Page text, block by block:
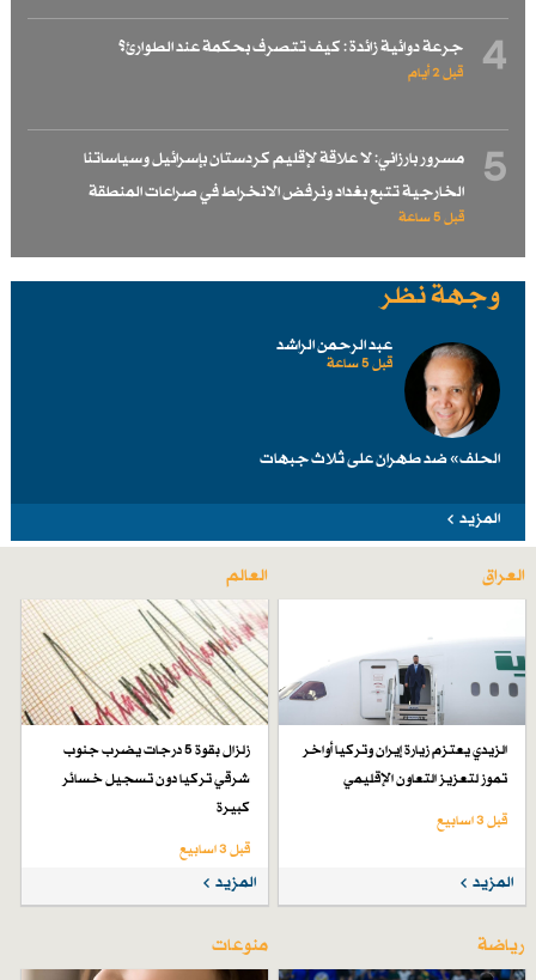
4 جرعة دوائية زائدة : كيف تتصرف بحكمة عند الطوارئ؟
قبل 2 أيام
5
مسرور بارزاني: لا علاقة لإقليم كردستان بإسرائيل وسياساتنا
الخارجية تتبع بغداد ونرفض الانخراط في صراعات المنطقة
قبل 5 ساعة
وجهة نظر
عبد الرحمن الراشد
قبل 5 ساعة
الحلف» ضد طهرانَ على ثلاث جبهات
المزيد
العراق
الزيدي يعتزم زيارة إيران وتركيا أواخر
تموز لتعزيز التعاون الإقليمي
قبل 3 اسابیع
المزيد
العالم
زلزال بقوة 5 درجات يضرب جنوب
شرقي تركيا دون تسجيل خسائر
كبيرة
قبل 3 اسابیع
المزيد
رياضة منوعات